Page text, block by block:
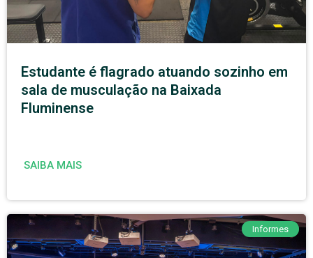
Estudante é flagrado atuando sozinho em
sala de musculação na Baixada
Fluminense
SAIBA MAIS
Informes